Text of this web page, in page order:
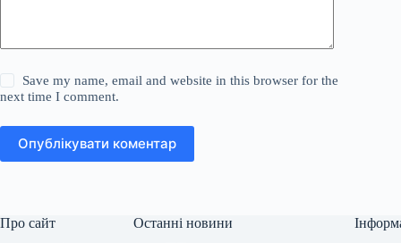
Save my name, email and website in this browser for the
next time I comment.
Опублікувати коментар
Про сайт Останні новини